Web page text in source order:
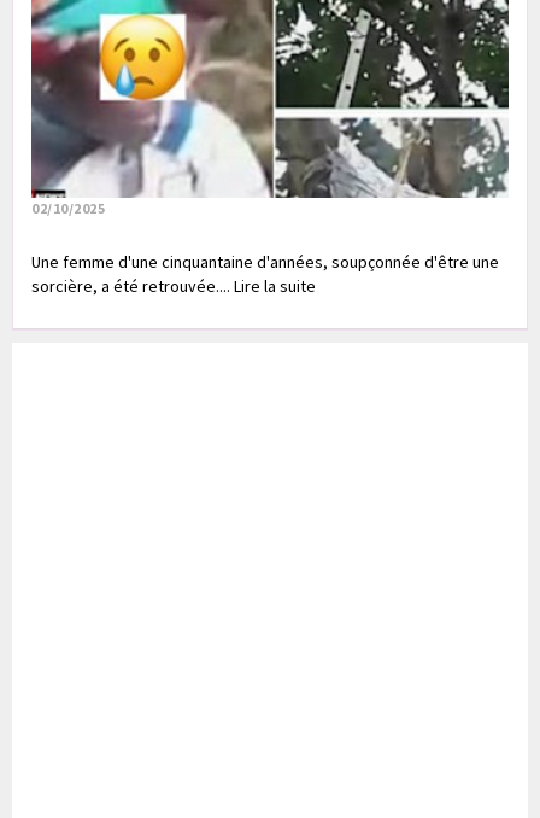
02/10/2025
Une femme d'une cinquantaine d'années, soupçonnée d'être une
sorcière, a été retrouvée.... Lire la suite